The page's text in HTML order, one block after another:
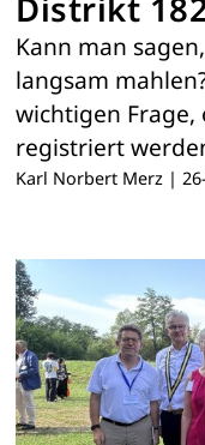
Distrikt
Kann man
langsam
wichtigen Frage,
registriert
Karl Norbert Merz |